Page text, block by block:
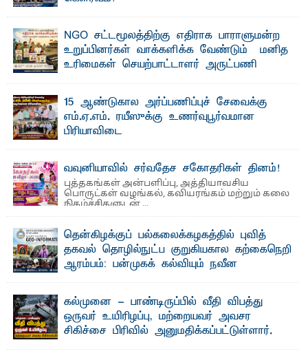
NGO சட்டமூலத்திற்கு எதிராக பாராளுமன்ற
உறுப்பினர்கள் வாக்களிக்க வேண்டும் – மனித
உரிமைகள் செயற்பாட்டாளர் அருட்பணி
ஜே. எப். காமிலா பேகம்- இ லங்கை அரசாங்கம் அரசுசாரா
அமைப்புகள் (NGO) தொடர்பான புதிய சட்டமூலத்தை ...
15 ஆண்டுகால அர்ப்பணிப்புச் சேவைக்கு
எம்.ஏ.எம். ரயீஸுக்கு உணர்வுபூர்வமான
பிரியாவிடை
வவுனியாவில் சர்வதேச சகோதரிகள் தினம்!
புத்தகங்கள் அன்பளிப்பு, அத்தியாவசிய
பொருட்கள் வழங்கல், கவியரங்கம் மற்றும் கலை
நிகழ்ச்சிகளுடன் ...
தென்கிழக்குப் பல்கலைக்கழகத்தில் புவித்
தகவல் தொழில்நுட்ப குறுகியகால கற்கைநெறி
ஆரம்பம்: பன்முகக் கல்வியும் நவீன
தொழில்நுட்பமும் காலத்தின் தேவை – பீடாதிபதி
பேராசிரியர் எம். எம். பாஸில்
தெ ன்கிழக்குப் பல்கலைக்கழகத்தின் கலை மற்றும் கலாசார
பீடத்தின் புவியியல் துறையினால் ...
கல்முனை - பாண்டிருப்பில் வீதி விபத்து
ஒருவர் உயிரிழப்பு, மற்றையவர் அவசர
சிகிச்சை பிரிவில் அனுமதிக்கப்பட்டுள்ளார்.